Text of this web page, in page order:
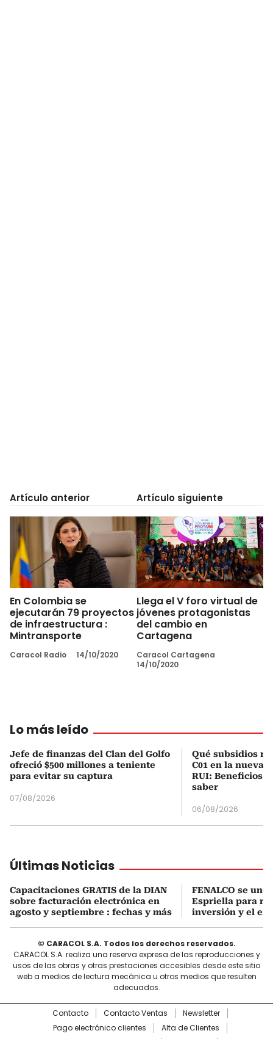
Artículo anterior
En Colombia se
ejecutarán 79 proyectos
de infraestructura :
Mintransporte
Caracol Radio 14/10/2020
Artículo siguiente
Llega el V foro virtual de
jóvenes protagonistas
del cambio en
Cartagena
Caracol Cartagena
14/10/2020
Lo más leído
Jefe de finanzas del Clan del Golfo
ofreció $500 millones a teniente
para evitar su captura
07/08/2026
Qué subsidios
C01 en la nueva
RUI: Beneficios
saber
06/08/2026
Últimas Noticias
Capacitaciones GRATIS de la DIAN
sobre facturación electrónica en
agosto y septiembre : fechas y más
FENALCO se une
Espriella para
inversión y el
© CARACOL S.A. Todos los derechos reservados.
CARACOL S.A. realiza una reserva expresa de las reproducciones y
usos de las obras y otras prestaciones accesibles desde este sitio
web a medios de lectura mecánica u otros medios que resulten
adecuados.
Contacto Contacto Ventas
Newsletter
Pago electrónico clientes
Alta de Clientes